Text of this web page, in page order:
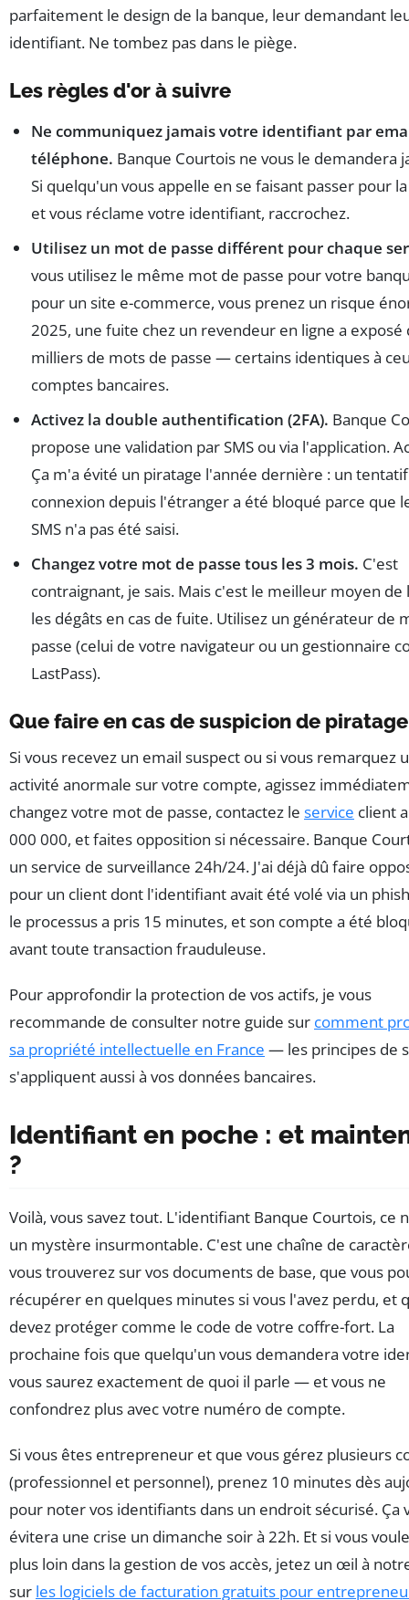
parfaitement le design de la banque, leur demandant
identifiant. Ne tombez pas dans le piège.
Les règles d'or à suivre
Ne communiquez jamais votre identifiant par
téléphone. Banque Courtois ne vous le demandera
Si quelqu'un vous appelle en se faisant passer pour
et vous réclame votre identifiant, raccrochez.
Utilisez un mot de passe différent pour chaque
vous utilisez le même mot de passe pour votre
pour un site e-commerce, vous prenez un risque
2025, une fuite chez un revendeur en ligne a exposé
milliers de mots de passe — certains identiques à
comptes bancaires.
Activez la double authentification (2FA). Banque
propose une validation par SMS ou via l'application.
Ça m'a évité un piratage l'année dernière : un
connexion depuis l'étranger a été bloqué parce que
SMS n'a pas été saisi.
Changez votre mot de passe tous les 3 mois. C'est
contraignant, je sais. Mais c'est le meilleur moyen
les dégâts en cas de fuite. Utilisez un générateur de
passe (celui de votre navigateur ou un gestionnaire
LastPass).
Que faire en cas de suspicion de
Si vous recevez un email suspect ou si vous remarquez
activité anormale sur votre compte, agissez
changez votre mot de passe, contactez le service client
000 000, et faites opposition si nécessaire. Banque
un service de surveillance 24h/24. J'ai déjà dû faire
pour un client dont l'identifiant avait été volé via un
le processus a pris 15 minutes, et son compte a été
avant toute transaction frauduleuse.
Pour approfondir la protection de vos actifs, je vous
recommande de consulter notre guide sur comment
sa propriété intellectuelle en France — les principes de
s'appliquent aussi à vos données bancaires.
Identifiant en poche : et
?
Voilà, vous savez tout. L'identifiant Banque Courtois, ce
un mystère insurmontable. C'est une chaîne de
vous trouverez sur vos documents de base, que vous
récupérer en quelques minutes si vous l'avez perdu, et
devez protéger comme le code de votre coffre-fort. La
prochaine fois que quelqu'un vous demandera votre
vous saurez exactement de quoi il parle — et vous ne
confondrez plus avec votre numéro de compte.
Si vous êtes entrepreneur et que vous gérez plusieurs
(professionnel et personnel), prenez 10 minutes dès
pour noter vos identifiants dans un endroit sécurisé. Ça
évitera une crise un dimanche soir à 22h. Et si vous
plus loin dans la gestion de vos accès, jetez un œil à
sur les logiciels de facturation gratuits pour